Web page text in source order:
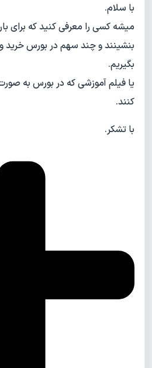
با سلام.
میشه کسی را معرفی کنید که برای
بنشینند و چند سهم در بورس خرید
بگیریم.
یا فیلم آموزشی که در بورس به
کنند.
با تشکر.